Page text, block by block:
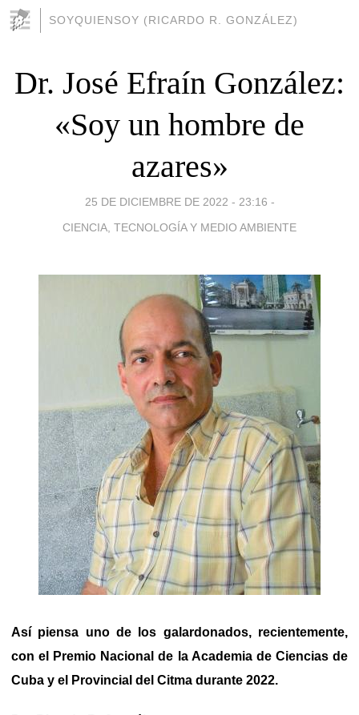
SOYQUIENSOY (RICARDO R. GONZÁLEZ)
Dr. José Efraín González:
«Soy un hombre de
azares»
25 DE DICIEMBRE DE 2022 - 23:16 -
CIENCIA, TECNOLOGÍA Y MEDIO AMBIENTE
Así piensa uno de los galardonados, recientemente,
con el Premio Nacional de la Academia de Ciencias de
Cuba y el Provincial del Citma durante 2022.